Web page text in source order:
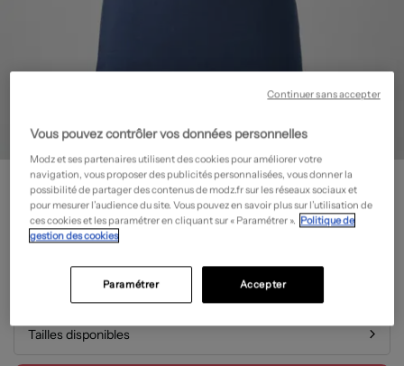
STEPART
T-shirt - Coupe cintrée- Outlet
20,00€
Guide des tailles
Tailles disponibles
Vous pouvez contrôler vos données personnelles
Modz et ses partenaires utilisent des cookies pour améliorer votre
navigation, vous proposer des publicités personnalisées, vous donner la
possibilité de partager des contenus de modz.fr sur les réseaux sociaux et
pour mesurer l’audience du site. Vous pouvez en savoir plus sur l’utilisation de
ces cookies et les paramétrer en cliquant sur « Paramétrer ». Politique de
gestion des cookies
Accepter
Paramétrer
Continuer sans accepter